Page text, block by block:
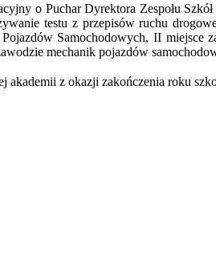
o Puchar Dyrektora Zespołu
testu z przepisów ruchu
Samochodowych, II
mechanik pojazdów
z okazji zakończenia roku